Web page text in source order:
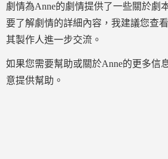
劇情為Anne的劇情提供了一些關於劇
要了解劇情的詳細內容，我建議您查
其製作人進一步交流。
如果您需要幫助或關於Anne的更多信
意提供幫助。